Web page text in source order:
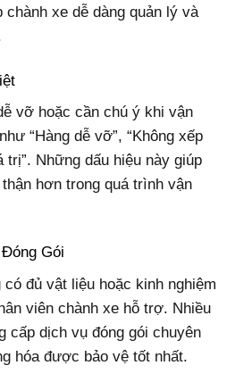
chành xe dễ dàng quản lý và
vỡ hoặc cần chú ý khi vận
“Hàng dễ vỡ”, “Không xếp
trị”. Những dấu hiệu này giúp
hơn trong quá trình vận
Gói
có đủ vật liệu hoặc kinh nghiệm
viên chành xe hỗ trợ. Nhiều
cấp dịch vụ đóng gói chuyên
hóa được bảo vệ tốt nhất.